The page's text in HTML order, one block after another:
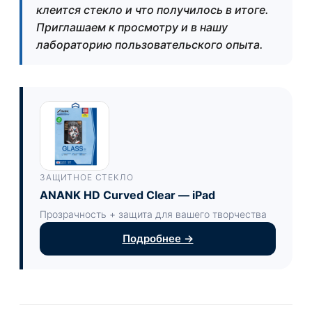
клеится стекло и что получилось в итоге.
Приглашаем к просмотру и в нашу
лабораторию пользовательского опыта.
ЗАЩИТНОЕ СТЕКЛО
ANANK HD Curved Clear — iPad
Прозрачность + защита для вашего творчества
Подробнее →